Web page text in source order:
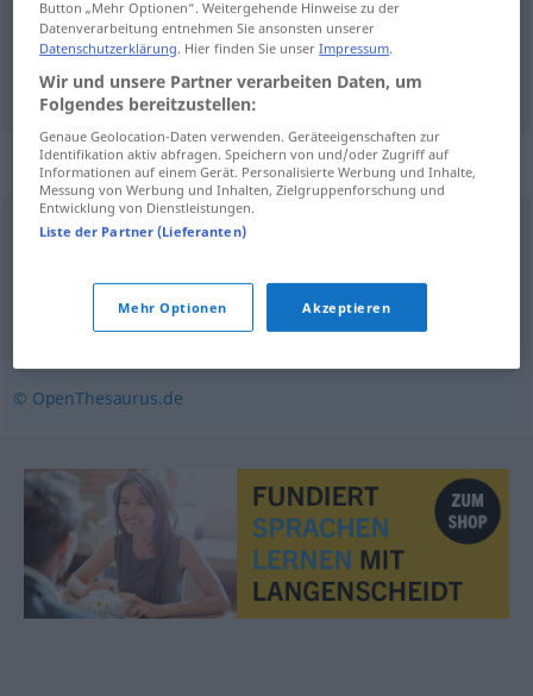
oblíka Form
kondícija Form SPORT
Synonyme für "Form"
Gestalt
Gerüst,Organisation Zustand,Gefüge
© OpenThesaurus.de
Button „Mehr Optionen“. Weitergehende Hinweise zu der
Datenverarbeitung entnehmen Sie ansonsten unserer
Datenschutzerklärung. Hier finden Sie unserImpressum.
Wir und unsere Partner verarbeiten Daten, um
Folgendes bereitzustellen:
Genaue Geolocation-Daten verwenden. Geräteeigenschaften zur
Identifikation aktiv abfragen. Speichern von und/oder Zugriff auf
Informationen auf einem Gerät. Personalisierte Werbung und Inhalte,
Messung von Werbung und Inhalten, Zielgruppenforschung und
Entwicklung von Dienstleistungen.
Liste der Partner (Lieferanten)
Mehr Optionen Akzeptieren